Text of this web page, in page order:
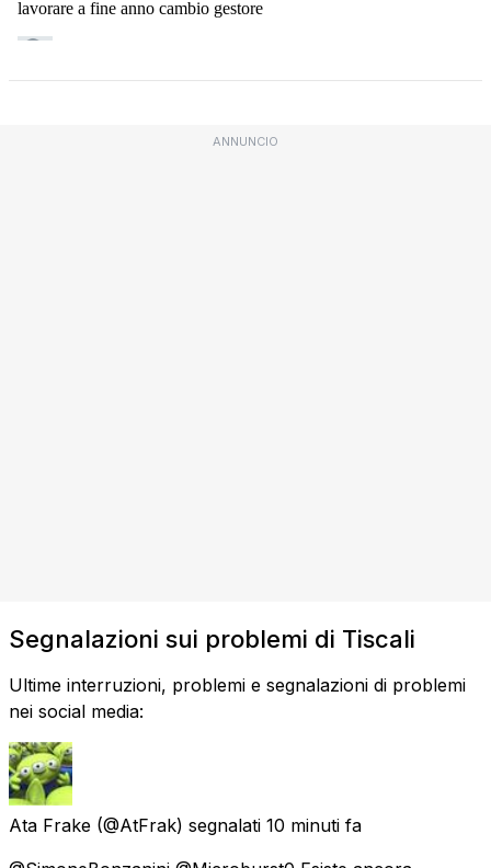
ANNUNCIO
Segnalazioni sui problemi di Tiscali
Ultime interruzioni, problemi e segnalazioni di problemi
nei social media:
Ata Frake (@AtFrak) segnalati 10 minuti fa